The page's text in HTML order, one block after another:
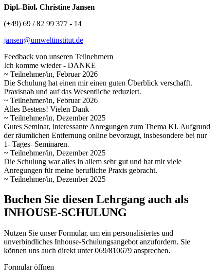
Dipl.-Biol. Christine Jansen
(+49) 69 / 82 99 377 - 14
jansen@umweltinstitut.de
Feedback von unseren Teilnehmern
Ich komme wieder - DANKE
~ Teilnehmer/in, Februar 2026
Die Schulung hat einen mir einen guten Überblick verschafft.
Praxisnah und auf das Wesentliche reduziert.
~ Teilnehmer/in, Februar 2026
Alles Bestens! Vielen Dank
~ Teilnehmer/in, Dezember 2025
Gutes Seminar, interessante Anregungen zum Thema KI. Aufgrund
der räumlichen Entfernung online bevorzugt, insbesondere bei nur
1- Tages- Seminaren.
~ Teilnehmer/in, Dezember 2025
Die Schulung war alles in allem sehr gut und hat mir viele
Anregungen für meine berufliche Praxis gebracht.
~ Teilnehmer/in, Dezember 2025
Buchen Sie diesen Lehrgang auch als
INHOUSE-SCHULUNG
Nutzen Sie unser Formular, um ein personalisiertes und
unverbindliches Inhouse-Schulungs­angebot anzufordern. Sie
können uns auch direkt unter 069/810679 ansprechen.
Formular öffnen